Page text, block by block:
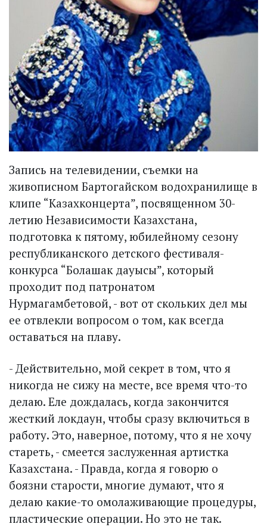
Запись на телевидении, съемки на
живописном Бартогайском водохранилище в
клипе “Казахконцерта”, посвященном 30-
летию Независимости Казахстана,
подготовка к пятому, юбилейному сезону
республиканского детского фестиваля-
конкурса “Болашак дауысы”, который
проходит под патронатом
Нурмагамбетовой, - вот от скольких дел мы
ее отвлекли вопросом о том, как всегда
оставаться на плаву.
- Действительно, мой секрет в том, что я
никогда не сижу на месте, все время что-то
делаю. Еле дождалась, когда закончится
жесткий локдаун, чтобы сразу включиться в
работу. Это, наверное, потому, что я не хочу
стареть, - смеется заслуженная артистка
Казахстана. - Правда, когда я говорю о
боязни старости, многие думают, что я
делаю какие-то омолаживающие процедуры,
пластические операции. Но это не так.